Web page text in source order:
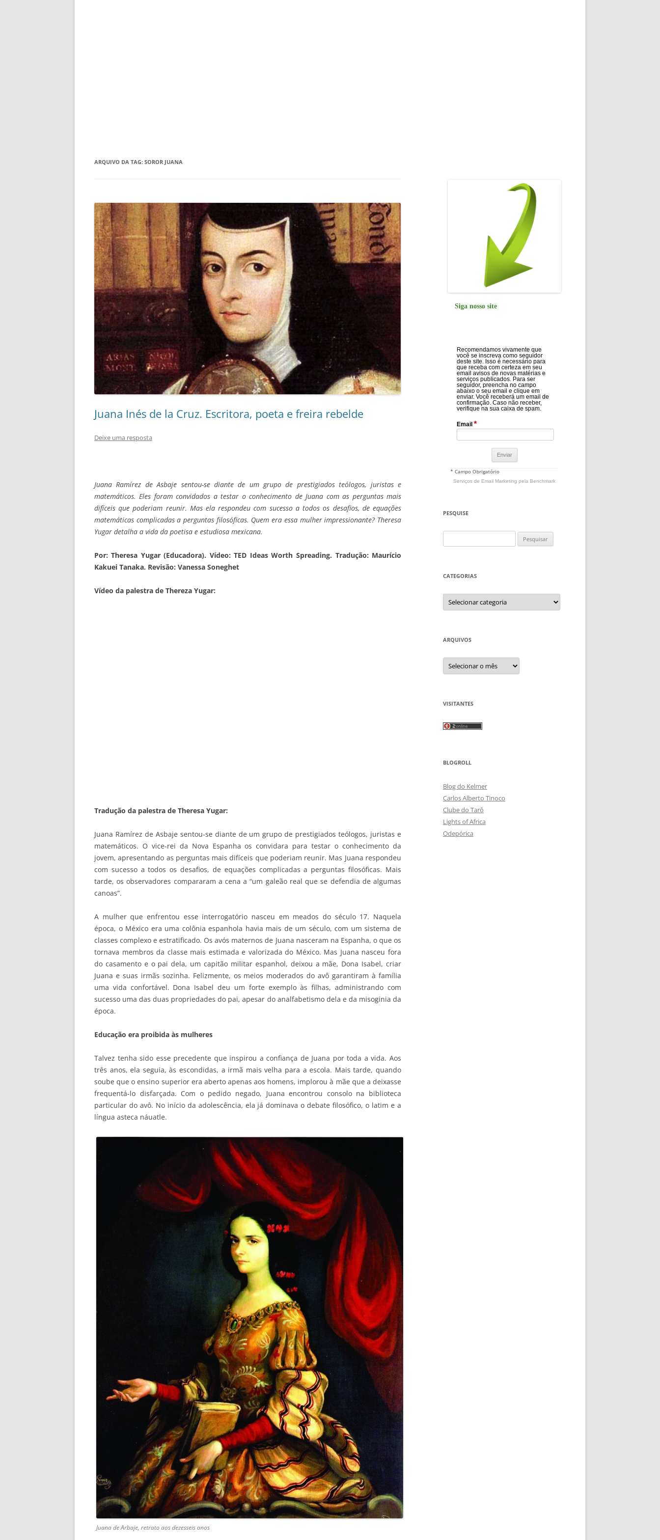
ARQUIVO DA TAG: SOROR JUANA
Juana Inés de la Cruz. Escritora, poeta e freira rebelde
Deixe uma resposta
Juana Ramírez de Asbaje sentou-se diante de um grupo de prestigiados teólogos, juristas e
matemáticos. Eles foram convidados a testar o conhecimento de Juana com as perguntas mais
difíceis que poderiam reunir. Mas ela respondeu com sucesso a todos os desafios, de equações
matemáticas complicadas a perguntas filosóficas. Quem era essa mulher impressionante? Theresa
Yugar detalha a vida da poetisa e estudiosa mexicana.
Por: Theresa Yugar (Educadora). Vídeo: TED Ideas Worth Spreading. Tradução: Maurício
Kakuei Tanaka. Revisão: Vanessa Soneghet
Vídeo da palestra de Thereza Yugar:
Tradução da palestra de Theresa Yugar:
Juana Ramírez de Asbaje sentou-se diante de um grupo de prestigiados teólogos, juristas e
matemáticos. O vice-rei da Nova Espanha os convidara para testar o conhecimento da
jovem, apresentando as perguntas mais difíceis que poderiam reunir. Mas Juana respondeu
com sucesso a todos os desafios, de equações complicadas a perguntas filosóficas. Mais
tarde, os observadores compararam a cena a “um galeão real que se defendia de algumas
canoas”.
A mulher que enfrentou esse interrogatório nasceu em meados do século 17. Naquela
época, o México era uma colônia espanhola havia mais de um século, com um sistema de
classes complexo e estratificado. Os avós maternos de Juana nasceram na Espanha, o que os
tornava membros da classe mais estimada e valorizada do México. Mas Juana nasceu fora
do casamento e o pai dela, um capitão militar espanhol, deixou a mãe, Dona Isabel, criar
Juana e suas irmãs sozinha. Felizmente, os meios moderados do avô garantiram à família
uma vida confortável. Dona Isabel deu um forte exemplo às filhas, administrando com
sucesso uma das duas propriedades do pai, apesar do analfabetismo dela e da misoginia da
época.
Educação era proibida às mulheres
Talvez tenha sido esse precedente que inspirou a confiança de Juana por toda a vida. Aos
três anos, ela seguia, às escondidas, a irmã mais velha para a escola. Mais tarde, quando
soube que o ensino superior era aberto apenas aos homens, implorou à mãe que a deixasse
frequentá-lo disfarçada. Com o pedido negado, Juana encontrou consolo na biblioteca
particular do avô. No início da adolescência, ela já dominava o debate filosófico, o latim e a
língua asteca náuatle.
Juana de Arbaje, retrato aos dezesseis anos
Siga nosso site
Recomendamos vivamente que
você se inscreva como seguidor
deste site. Isso é necessário para
que receba com certeza em seu
email avisos de novas matérias e
serviços publicados. Para ser
seguidor, preencha no campo
abaixo o seu email e clique em
enviar. Você receberá um email de
confirmação. Caso não receber,
verifique na sua caixa de spam.
Email *
* Campo Obrigatório
Serviços de Email Marketing pela Benchmark
PESQUISE
por:
CATEGORIAS
Categorias
ARQUIVOS
Arquivos
VISITANTES
BLOGROLL
Blog do Kelmer
Carlos Alberto Tinoco
Clube do Tarô
Lights of Africa
Odepórica